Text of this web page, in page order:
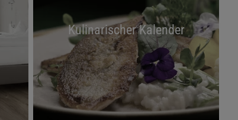
Kulinarischer Kalender